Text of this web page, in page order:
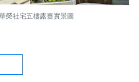
榮社宅五樓露臺實景圖